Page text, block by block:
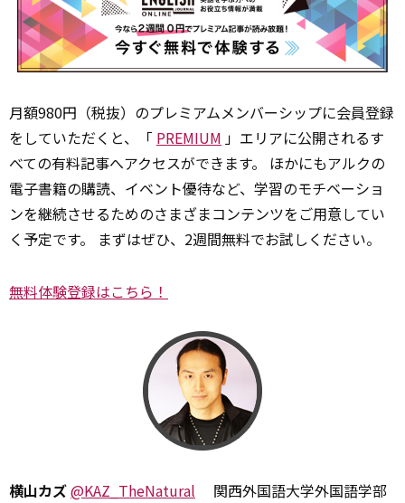
月額980円（税抜）のプレミアムメンバーシップに会員登録
をしていただくと、「 PREMIUM 」エリアに公開されるす
べての有料記事へアクセスができます。 ほかにもアルクの
電子書籍の購読、イベント優待など、学習のモチベーショ
ンを継続させるためのさまざまコンテンツをご用意してい
く予定です。 まずはぜひ、2週間無料でお試しください。
無料体験登録はこちら！
横山カズ@KAZ_TheNatural 関西外国語大学外国語学部